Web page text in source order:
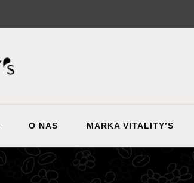
O NAS MARKA VITALITY’S